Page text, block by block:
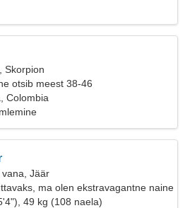
Skorpion
otsib meest 38-46
Colombia
Jäär
ma olen ekstravagantne naine
49 kg (108 naela)